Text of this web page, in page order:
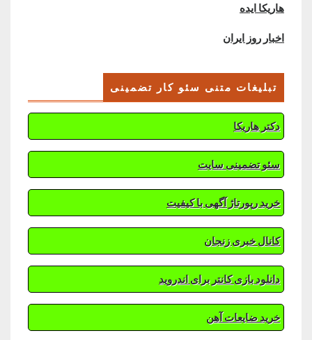
هاریکا ایده
اخبار روز ایران
تبلیغات متنی سئو کار تضمینی
دکتر هاریکا
سئو تضمینی سایت
خرید رپورتاژ آگهی با کیفیت
کانال خبری زنجان
دانلود بازی کانتر برای اندروید
خرید ضایعات آهن